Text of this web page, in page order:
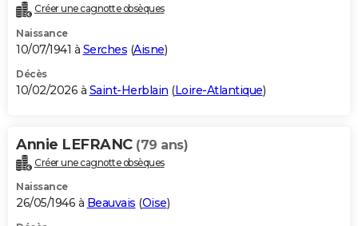
Créer une cagnotte obsèques
Naissance
10/07/1941 à Serches (Aisne)
Décès
10/02/2026 à Saint-Herblain (Loire-Atlantique)
Annie LEFRANC (79 ans)
Créer une cagnotte obsèques
Naissance
26/05/1946 à Beauvais (Oise)